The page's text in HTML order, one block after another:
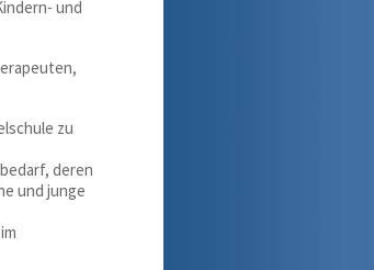
und
zu
deren
und junge